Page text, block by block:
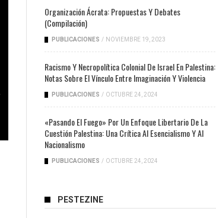
Organización Ácrata: Propuestas Y Debates
(compilación)
PUBLICACIONES / NOVIEMBRE 19, 2023
Racismo Y Necropolítica Colonial De Israel En Palestina:
Notas Sobre El Vínculo Entre Imaginación Y Violencia
PUBLICACIONES / OCTUBRE 24, 2024
«Pasando El Fuego» Por Un Enfoque Libertario De La
Cuestión Palestina: Una Crítica Al Esencialismo Y Al
Nacionalismo
PUBLICACIONES / OCTUBRE 24, 2024
PESTEZINE